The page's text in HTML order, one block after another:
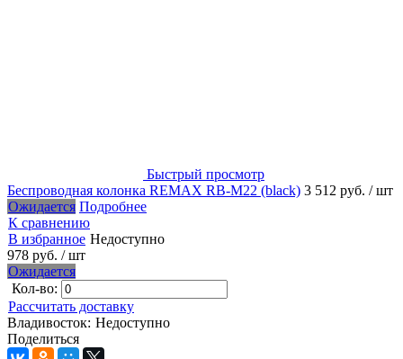
Быстрый просмотр
Беспроводная колонка REMAX RB-M22 (black) 3 512 руб. / шт
Ожидается Подробнее
К сравнению
В избранное Недоступно
978 руб. / шт
Ожидается
Кол-во:
Рассчитать доставку
Владивосток: Недоступно
Поделиться